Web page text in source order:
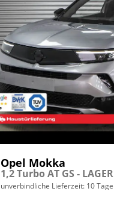
Opel Mokka
1,2 Turbo AT GS - LAGER
unverbindliche Lieferzeit: 10 Tage